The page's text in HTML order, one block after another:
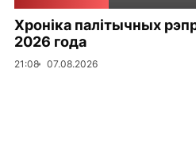
Хроніка палітычных
2026 года
21:08 07.08.2026